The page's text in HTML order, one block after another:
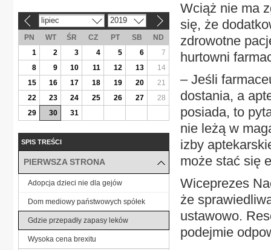
Wciąż nie ma
się, że
zdrowotne
hurtowni
– Jeśli
dostania, a
posiada, to
nie leżą w
izby
może stać się
Wiceprezes
że
ustawowo.
podejmie
lipiec 2019
PN WT ŚR CZ PT SB
ND
1
2 3 4 5 6
7
8
9 10 11 12 13
14
15
16 17 18 19 20
21
22
23 24 25 26 27
28
29
30 31
SPIS TREŚCI
PIERWSZA STRONA
Adopcja dzieci nie dla gejów
Dom mediowy państwowych spółek
Gdzie przepadły zapasy leków
Wysoka cena brexitu